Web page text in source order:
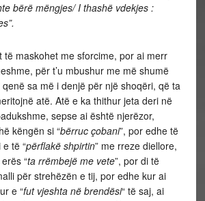
bërë mëngjes/ I thashë vdekjes :
të maskohet me sforcime, por ai merr
për t’u mbushur me më shumë
sa më i denjë për një shoqëri, që ta
atë. Atë e ka thithur jeta deri në
sepse ai është njerëzor,
këngën si “bërruc çobani”, por edhe të
të “përflakë shpirtin” me rreze diellore,
“ta rrëmbejë me vete”, por di të
për strehëzën e tij, por edhe kur ai
e “fut vjeshta në brendësi“ të saj, ai